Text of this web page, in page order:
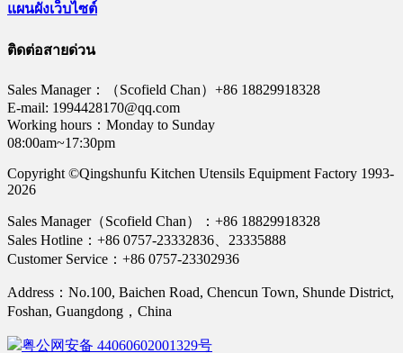
แผนผังเว็บไซต์
ติดต่อสายด่วน
Sales Manager：（Scofield Chan）+86 18829918328
E-mail: 1994428170@qq.com
Working hours：Monday to Sunday
08:00am~17:30pm
Copyright ©Qingshunfu Kitchen Utensils Equipment Factory 1993-
2026
Sales Manager（Scofield Chan）：+86 18829918328
Sales Hotline：+86 0757-23332836、23335888
Customer Service：+86 0757-23302936
Address：No.100, Baichen Road, Chencun Town, Shunde District,
Foshan, Guangdong，China
粤公网安备 44060602001329号